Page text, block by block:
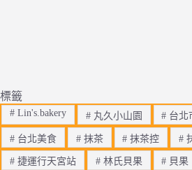
標籤
#Lin's.bakery #丸久小山園 # 台北
#台北美食 #抹茶 # 抹茶控 #
#捷運行天宮站 #林氏貝果 # 貝果